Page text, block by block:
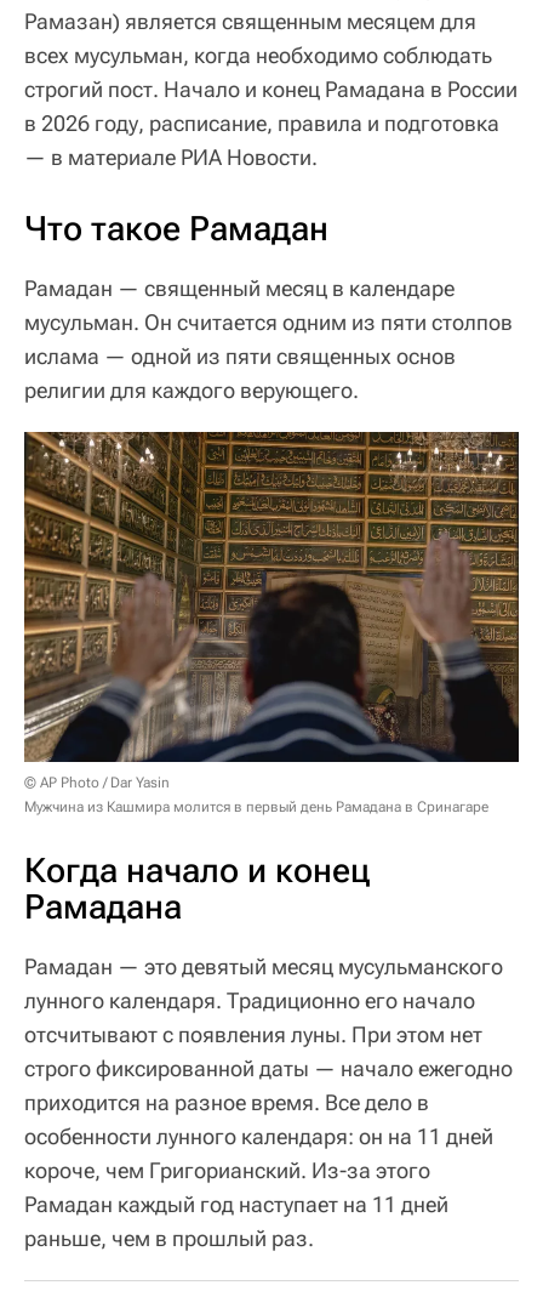
Рамазан) является священным месяцем для
всех мусульман, когда необходимо соблюдать
строгий пост. Начало и конец Рамадана в России
в 2026 году, расписание, правила и подготовка
— в материале РИА Новости.
Что такое Рамадан
Рамадан — священный месяц в календаре
мусульман. Он считается одним из пяти столпов
ислама — одной из пяти священных основ
религии для каждого верующего.
© AP Photo / Dar Yasin
Мужчина из Кашмира молится в первый день Рамадана в Сринагаре
Когда начало и конец
Рамадана
Рамадан — это девятый месяц мусульманского
лунного календаря. Традиционно его начало
отсчитывают с появления луны. При этом нет
строго фиксированной даты — начало ежегодно
приходится на разное время. Все дело в
особенности лунного календаря: он на 11 дней
короче, чем Григорианский. Из-за этого
Рамадан каждый год наступает на 11 дней
раньше, чем в прошлый раз.